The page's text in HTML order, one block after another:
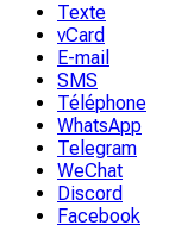
Texte
vCard
E-mail
SMS
Téléphone
WhatsApp
Telegram
WeChat
Discord
Facebook